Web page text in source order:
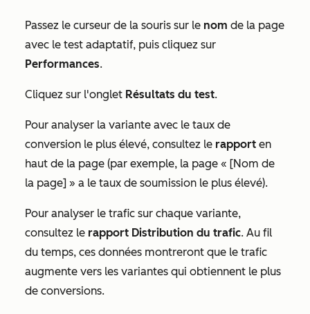
Passez le curseur de la souris sur le nom de la page
avec le test adaptatif, puis cliquez sur
Performances.
Cliquez sur l'onglet Résultats du test.
Pour analyser la variante avec le taux de
conversion le plus élevé, consultez le rapport en
haut de la page (par exemple, la page « [Nom de
la page] » a le taux de soumission le plus élevé).
Pour analyser le trafic sur chaque variante,
consultez le rapport Distribution du trafic. Au fil
du temps, ces données montreront que le trafic
augmente vers les variantes qui obtiennent le plus
de conversions.